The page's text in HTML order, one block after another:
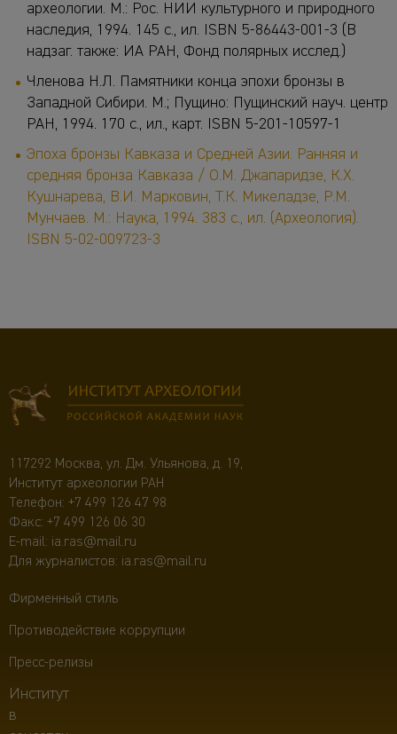
археологии. М.: Рос. НИИ культурного и природного
наследия, 1994. 145 с., ил. ISBN 5-86443-001-3 (В
надзаг. также: ИА РАН, Фонд полярных исслед.)
Членова Н.Л. Памятники конца эпохи бронзы в
Западной Сибири. М.; Пущино: Пущинский науч. центр
РАН, 1994. 170 с., ил., карт. ISBN 5-201-10597-1
Эпоха бронзы Кавказа и Средней Азии. Ранняя и
средняя бронза Кавказа / О.М. Джапаридзе, К.Х.
Кушнарева, В.И. Марковин, Т.К. Микеладзе, Р.М.
Мунчаев. М.: Наука, 1994. 383 с., ил. (Археология).
ISBN 5-02-009723-3
117292 Москва, ул. Дм. Ульянова, д. 19,
Институт археологии РАН
Телефон: +7 499 126 47 98
Факс: +7 499 126 06 30
E-mail: ia.ras@mail.ru
Для журналистов: ia.ras@mail.ru
Фирменный стиль
Противодействие коррупции
Пресс-релизы
Институт
в